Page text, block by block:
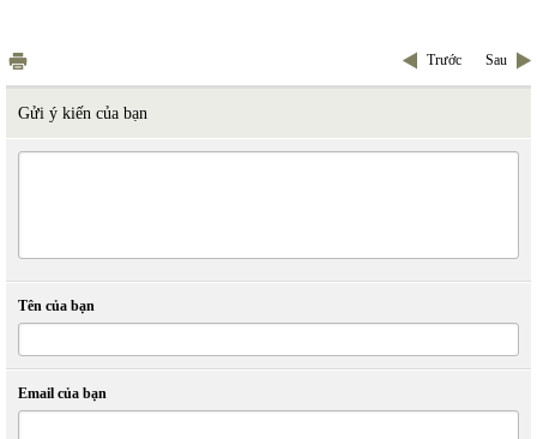
Trước Sau
Gửi ý kiến của bạn
Tên của bạn
Email của bạn